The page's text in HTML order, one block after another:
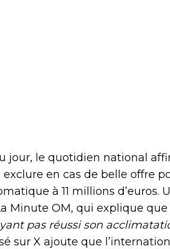
jour, le quotidien national
exclure en cas de belle offre
à 11 millions
Minute OM, qui explique que
pas réussi son
sur X ajoute que